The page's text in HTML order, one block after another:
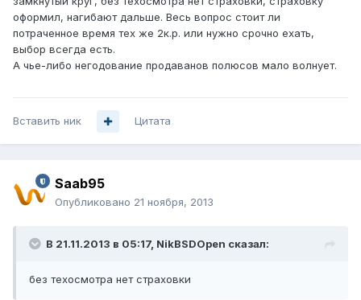
оформил, нагибают дальше. Весь вопрос стоит ли
потраченное время тех же 2к.р. или нужно срочно ехать,
выбор всегда есть.
А чье-либо негодование продаванов полюсов мало волнует.
Вставить ник Цитата
Saab95
Опубликовано 21 ноября, 2013
В 21.11.2013 в 05:17, NikBSDOpen сказал:
без техосмотра нет страховки